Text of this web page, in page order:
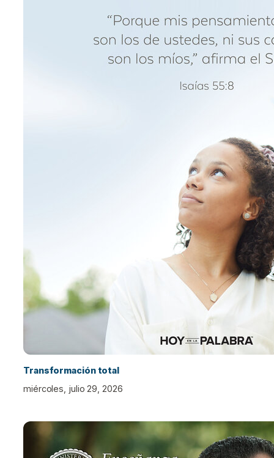
Transformación total
miércoles, julio 29, 2026